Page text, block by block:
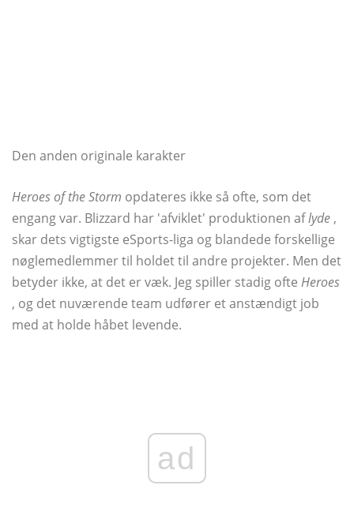
Den anden originale karakter
Heroes of the Storm opdateres ikke så ofte, som det
engang var. Blizzard har 'afviklet' produktionen aflyde ,
skar dets vigtigste eSports-liga og blandede forskellige
nøglemedlemmer til holdet til andre projekter. Men det
betyder ikke, at det er væk. Jeg spiller stadig ofte Heroes
, og det nuværende team udfører et anstændigt job
med at holde håbet levende.
ad